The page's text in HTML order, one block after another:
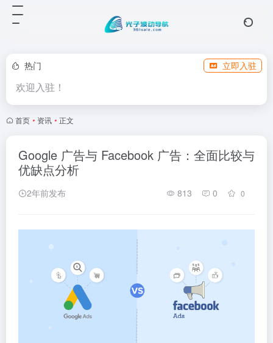
热门 立即入驻
欢迎入驻！
首页 • 资讯 • 正文
Google 广告与 Facebook 广告：全面比较与
优缺点分析
2年前发布 813 0 0